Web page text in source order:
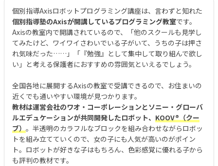
個別指導Axisロボットプログラミング講座は、言わずと知れた
個別指導塾のAxisが開講しているプログラミング教室です。
Axisの教室内で開講されているので、「他のスクールも見学し
てみたけど、ワイワイさわいでいる子がいて、うちの子は押さ
れ気味だった……」「『勉強』として集中して取り組んで欲し
い」と考える保護者におすすめの雰囲気といえるでしょう。
全国各地に展開するAxisの教室で受講できるので、お住まいの
近くでも通いやすい環境が見つかります。
教材は運営会社のワオ・コーポレーションとソニー・グローバ
ルエデュケーションが共同開発したロボット、 KOOV®︎（クー
ブ）。半透明のカラフルなブロックを組み合わせながらロボッ
トを組み立てていくので、女の子にも人気が高いのがポイン
ト。ロボットが好きな子はもちろん、色彩感覚に優れる子から
も評判の教材です。